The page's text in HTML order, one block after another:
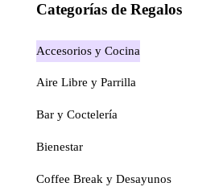
Categorías de Regalos
Accesorios y Cocina
Aire Libre y Parrilla
Bar y Coctelería
Bienestar
Coffee Break y Desayunos